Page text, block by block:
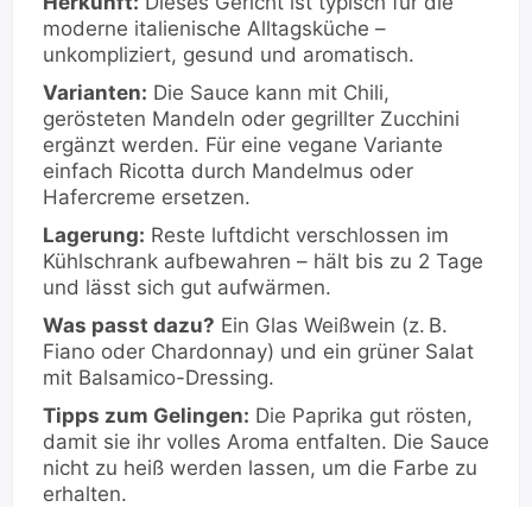
moderne italienische Alltagsküche –
unkompliziert, gesund und aromatisch.
Varianten: Die Sauce kann mit Chili,
gerösteten Mandeln oder gegrillter Zucchini
ergänzt werden. Für eine vegane Variante
einfach Ricotta durch Mandelmus oder
Hafercreme ersetzen.
Lagerung: Reste luftdicht verschlossen im
Kühlschrank aufbewahren – hält bis zu 2 Tage
und lässt sich gut aufwärmen.
Was passt dazu? Ein Glas Weißwein (z. B.
Fiano oder Chardonnay) und ein grüner Salat
mit Balsamico-Dressing.
Tipps zum Gelingen: Die Paprika gut rösten,
damit sie ihr volles Aroma entfalten. Die Sauce
nicht zu heiß werden lassen, um die Farbe zu
erhalten.